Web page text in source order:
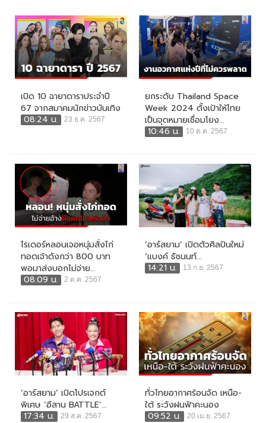
เปิด 10 ฉายาดาราประจำปี
67 จากสมาคมนักข่าวบันเทิง
08:24 น.
23 ธ.ค. 2567
ยกระดับ Thailand Space
Week 2024 ตั้งเป้าให้ไทย
เป็นจุดหมายเชื่อมโยง...
10:46 น.
10 ต.ค. 2567
ไรเดอร์หลอนเจอหนุ่มสั่งไก่
ทอดเจ้าดังกว่า 800 บาท
พอมาส่งบอกไม่จ่าย...
08:09 น.
2 ต.ค. 2567
‘อาร์สยาม’ เปิดตัวศิลปินใหม่
‘แบงค์ ธัชนนท์...
14:21 น.
13 ก.ย. 2567
‘อาร์สยาม’ เปิดโปรเจกต์
พิเศษ ‘อีสาน BATTLE’...
17:34 น.
29 ส.ค. 2567
ทั่วไทยอากาศร้อนจัด เหนือ-
ใต้ ระวังฝนฟ้าคะนอง
09:52 น.
20 เม.ย. 2567